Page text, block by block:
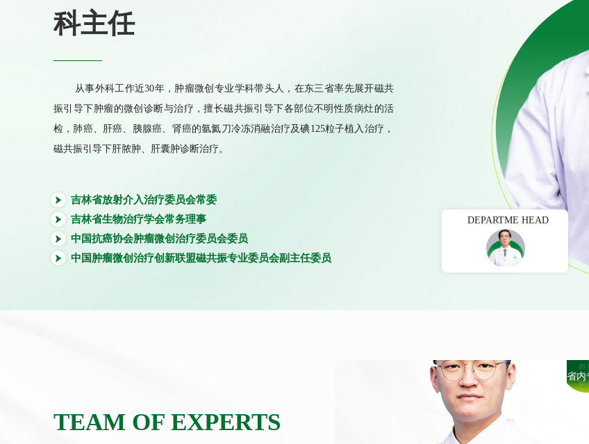
07
08
09
01
02
科主任
从事外科工作近30年，肿瘤微创专业学科带头人，在东三省率先展开磁共
振引导下肿瘤的微创诊断与治疗，擅长磁共振引导下各部位不明性质病灶的活
检，肺癌、肝癌、胰腺癌、肾癌的氩氦刀冷冻消融治疗及碘125粒子植入治疗，
磁共振引导下肝脓肿、肝囊肿诊断治疗。
吉林省放射介入治疗委员会常委
吉林省生物治疗学会常务理事
中国抗癌协会肿瘤微创治疗委员会委员
中国肿瘤微创治疗创新联盟磁共振专业委员会副主任委员
DEPARTME HEAD
TEAM OF EXPERTS
省内专家